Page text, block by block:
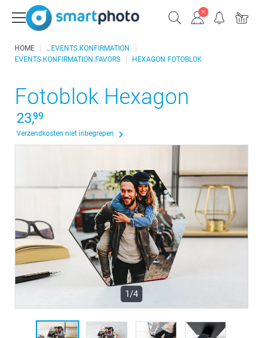
HOME
EVENTS.KONFIRMATION
EVENTS.KONFIRMATION.FAVORS
HEXAGON FOTOBLOK
Fotoblok Hexagon
23,99
Verzendkosten niet inbegrepen
1/4